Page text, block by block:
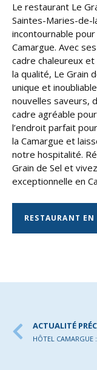
Le restaurant Le
Saintes-Maries-de-
incontournable
Camargue. Avec
cadre chaleureux
la qualité, Le Grain
unique et
nouvelles saveurs,
cadre agréable
l’endroit parfait
la Camargue et
notre hospitalité.
Grain de Sel et
exceptionnelle en
RESTAURANT EN